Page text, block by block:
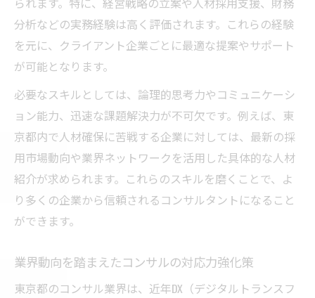
最新トレンドを反映したコンサルの対応戦
略
現場で差がつくコンサルの対応術とは
東京都で評価される独自のコンサル対応法
コンサル現場で役立つ柔軟な対応スキル
東京都で求められるコンサルの提案力とは
多様なニーズに応えるコンサルの極意
ルの極意
コンサルが顧客ごとに対応を工夫するポイ
分析などの実務経験は高く評価されます。これらの経験
を元に、クライアント企業ごとに最適な提案やサポート
が可能となります。
必要なスキルとしては、論理的思考力やコミュニケーシ
ョン能力、迅速な課題解決力が不可欠です。例えば、東
京都内で人材確保に苦戦する企業に対しては、最新の採
用市場動向や業界ネットワークを活用した具体的な人材
紹介が求められます。これらのスキルを磨くことで、よ
り多くの企業から信頼されるコンサルタントになること
ができます。
業界動向を踏まえたコンサルの対応力強化策
東京都のコンサル業界は、近年DX（デジタルトランスフ